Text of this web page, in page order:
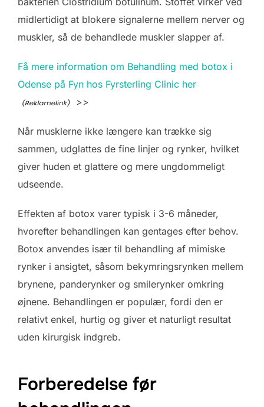
midlertidigt at blokere signalerne mellem nerver og
muskler, så de behandlede muskler slapper af.
Få mere information om Behandling med botox i
Odense på Fyn hos Fyrsterling Clinic her
>>
Når musklerne ikke længere kan trække sig
sammen, udglattes de fine linjer og rynker, hvilket
giver huden et glattere og mere ungdommeligt
udseende.
Effekten af botox varer typisk i 3-6 måneder,
hvorefter behandlingen kan gentages efter behov.
Botox anvendes især til behandling af mimiske
rynker i ansigtet, såsom bekymringsrynken mellem
brynene, panderynker og smilerynker omkring
øjnene. Behandlingen er populær, fordi den er
relativt enkel, hurtig og giver et naturligt resultat
uden kirurgisk indgreb.
Forberedelse før